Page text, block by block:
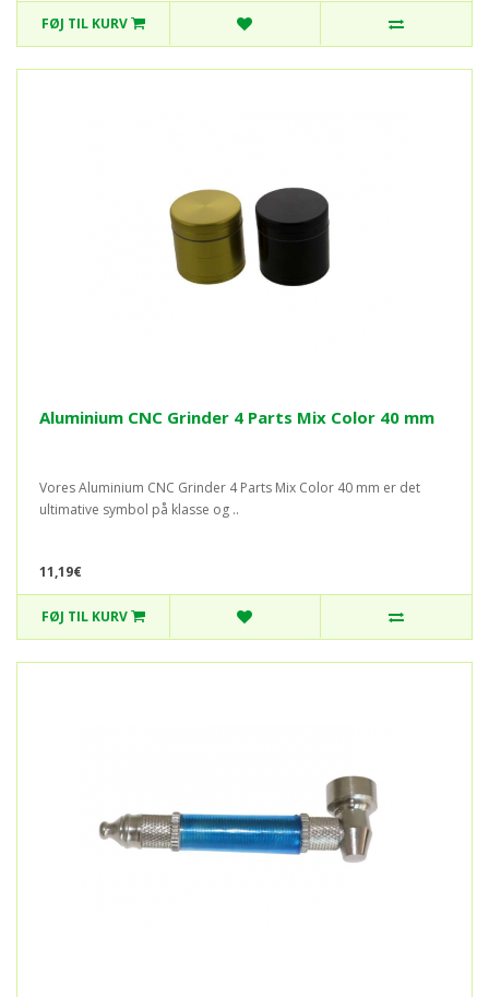
FØJ TIL KURV
Aluminium CNC Grinder 4 Parts Mix Color 40 mm
Vores Aluminium CNC Grinder 4 Parts Mix Color 40 mm er det
ultimative symbol på klasse og ..
11,19€
FØJ TIL KURV